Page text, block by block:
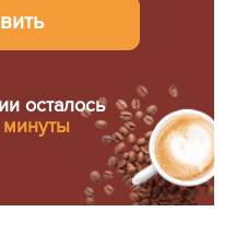
осталось